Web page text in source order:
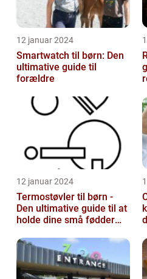
12 januar 2024
Smartwatch til børn: Den
ultimative guide til
forældre
12 januar 2024
Termostøvler til børn -
Den ultimative guide til at
holde dine små fødder